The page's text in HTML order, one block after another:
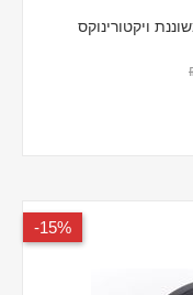
ויקטורינוקס
15%-